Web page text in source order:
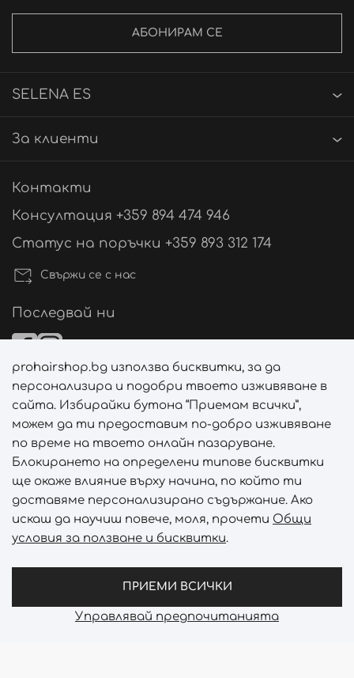
АБОНИРАМ СЕ
SELENA ES
За клиенти
Контакти
Консултация +359 894 474 946
Статус на поръчки +359 893 312 174
Свържи се с нас
Последвай ни
Начини на плащане
Начини на доставка
Отключи ексклузивни отстъпки и лимитирани
Prohair Shop © 2026 - Всички права запазени
prohairshop.bg използва бисквитки, за да
персонализира и подобри твоето изживяване в
сайта. Избирайки бутона “Приемам всички”,
можем да ти предоставим по-добро изживяване
по време на твоето онлайн пазаруване.
Блокирането на определени типове бисквитки
ще окаже влияние върху начина, по който ти
доставяме персонализирано съдържание. Ако
искаш да научиш повече, моля, прочети Общи
условия за ползване и бисквитки.
ПРИЕМИ ВСИЧКИ
Управлявай предпочитанията